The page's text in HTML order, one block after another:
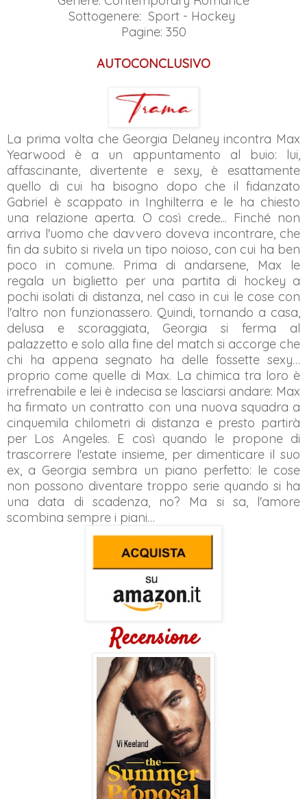
Sottogenere: Sport - Hockey
Pagine: 350
AUTOCONCLUSIVO
La prima volta che Georgia Delaney incontra Max
Yearwood è a un appuntamento al buio: lui,
affascinante, divertente e sexy, è esattamente
quello di cui ha bisogno dopo che il fidanzato
Gabriel è scappato in Inghilterra e le ha chiesto
una relazione aperta. O così crede... Finché non
arriva l'uomo che davvero doveva incontrare, che
fin da subito si rivela un tipo noioso, con cui ha ben
poco in comune. Prima di andarsene, Max le
regala un biglietto per una partita di hockey a
pochi isolati di distanza, nel caso in cui le cose con
l'altro non funzionassero. Quindi, tornando a casa,
delusa e scoraggiata, Georgia si ferma al
palazzetto e solo alla fine del match si accorge che
chi ha appena segnato ha delle fossette sexy…
proprio come quelle di Max. La chimica tra loro è
irrefrenabile e lei è indecisa se lasciarsi andare: Max
ha firmato un contratto con una nuova squadra a
cinquemila chilometri di distanza e presto partirà
per Los Angeles. E così quando le propone di
trascorrere l'estate insieme, per dimenticare il suo
ex, a Georgia sembra un piano perfetto: le cose
non possono diventare troppo serie quando si ha
una data di scadenza, no? Ma si sa, l'amore
scombina sempre i piani…
Recensione